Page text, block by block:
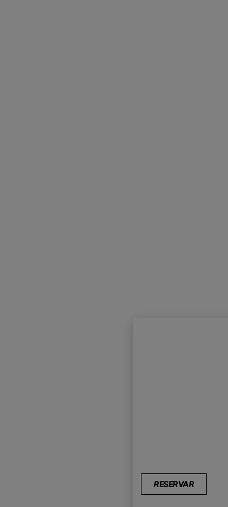
RESERVAR